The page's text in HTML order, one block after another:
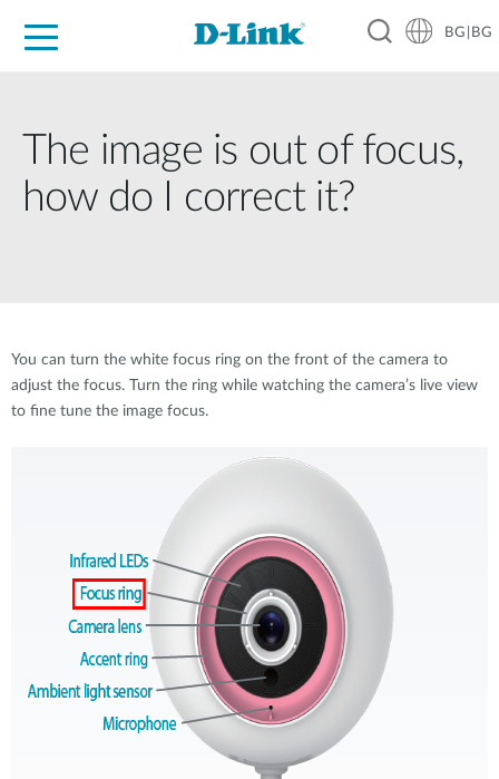
BG|BG
The image is out of focus,
how do I correct it?
You can turn the white focus ring on the front of the camera to
adjust the focus. Turn the ring while watching the camera’s live view
to fine tune the image focus.